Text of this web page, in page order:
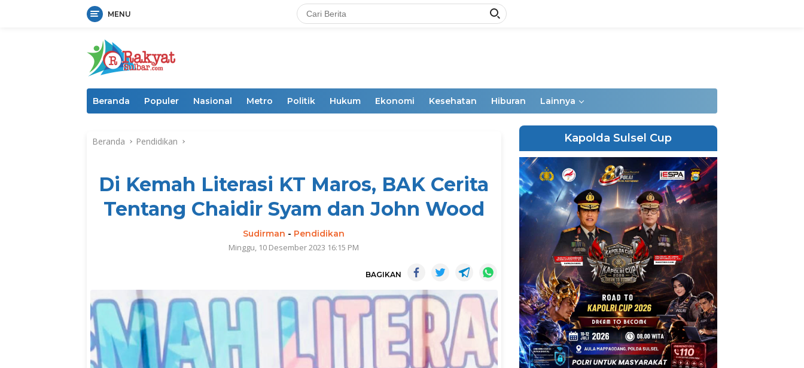
MENU
Beranda Populer Nasional Metro Politik Hukum Ekonomi Kesehatan Hiburan Lainnya
Beranda Pendidikan
Di Kemah Literasi KT Maros, BAK Cerita
Tentang Chaidir Syam dan John Wood
Sudirman - Pendidikan
Minggu, 10 Desember 2023 16:15 PM
BAGIKAN
Kapolda Sulsel Cup